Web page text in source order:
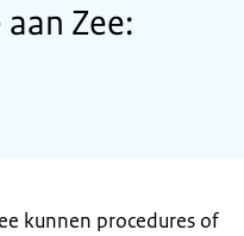
Zee:
kunnen procedures of